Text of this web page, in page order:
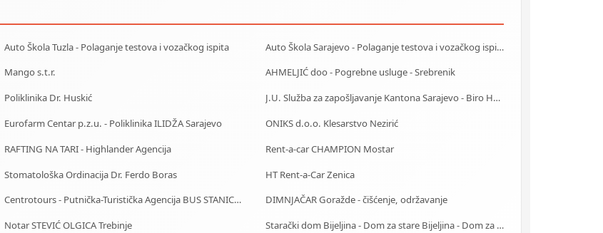
Auto Škola Tuzla - Polaganje testova i vozačkog ispita
Auto Škola Sarajevo - Polaganje testova i vozačkog ispita
Mango s.t.r.
AHMELJIĆ doo - Pogrebne usluge - Srebrenik
Poliklinika Dr. Huskić
J.U. Služba za zapošljavanje Kantona Sarajevo - Biro Hadžići
Eurofarm Centar p.z.u. - Poliklinika ILIDŽA Sarajevo
ONIKS d.o.o. Klesarstvo Nezirić
RAFTING NA TARI - Highlander Agencija
Rent-a-car CHAMPION Mostar
Stomatološka Ordinacija Dr. Ferdo Boras
HT Rent-a-Car Zenica
Centrotours - Putnička-Turistička Agencija BUS STANICA Sarajevo
DIMNJAČAR Goražde - čišćenje, održavanje
Notar STEVIĆ OLGICA Trebinje
Starački dom Bijeljina - Dom za stare Bijeljina - Dom za stara lica Bijeljina